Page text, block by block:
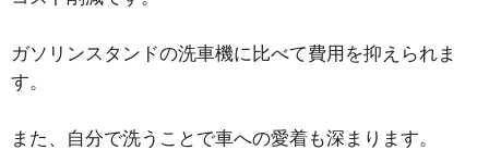
ガソリンスタンドの洗車機に比べて費用を抑えられま
す。
また、自分で洗うことで車への愛着も深まります。